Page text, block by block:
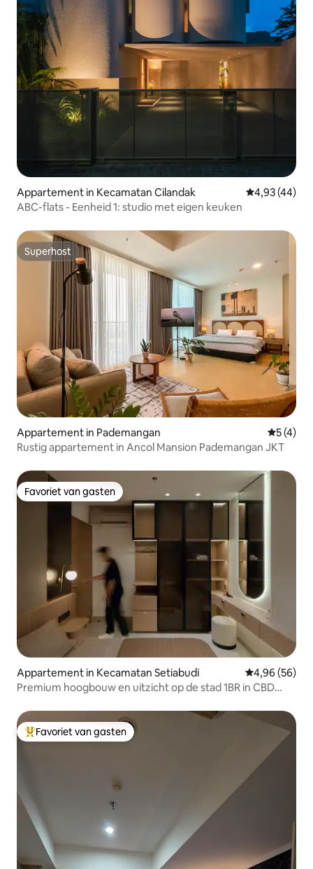
Appartement in Kecamatan Cilandak Gemiddelde
4,93 (44)
ABC-flats - Eenheid 1: studio met eigen keuken
Superhost
Superhost
Appartement in Pademangan
5 (4)
Rustig appartement in Ancol Mansion Pademangan JKT
Favoriet van gasten
Favoriet van gasten
Appartement in Kecamatan Setiabudi Gemiddelde
4,96 (56)
Premium hoogbouw en uitzicht op de stad 1BR in CBD
Topfavoriet van gasten
Favoriet van gasten